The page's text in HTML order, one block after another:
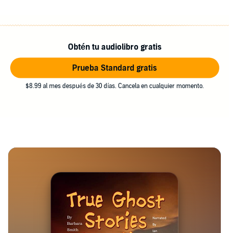
Obtén tu audiolibro gratis
Prueba Standard gratis
$8.99 al mes después de 30 días. Cancela en cualquier momento.